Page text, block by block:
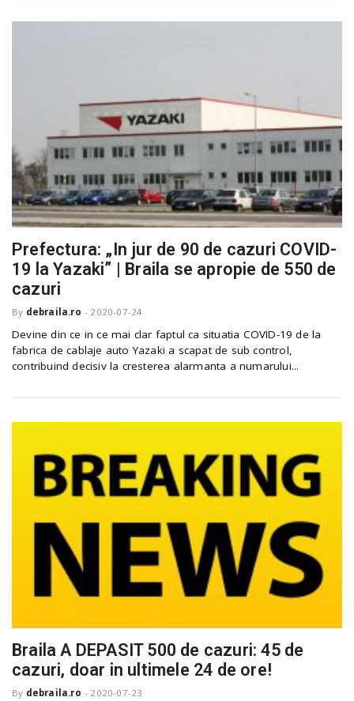
Prefectura: „In jur de 90 de cazuri COVID-
19 la Yazaki” | Braila se apropie de 550 de
cazuri
By debraila.ro - 2020-07-24
Devine din ce in ce mai clar faptul ca situatia COVID-19 de la
fabrica de cablaje auto Yazaki a scapat de sub control,
contribuind decisiv la cresterea alarmanta a numarului...
Braila A DEPASIT 500 de cazuri: 45 de
cazuri, doar in ultimele 24 de ore!
By debraila.ro - 2020-07-23